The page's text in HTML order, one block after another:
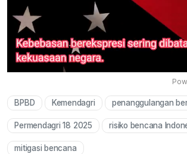
BPBD Kemendagri penanggulangan
Permendagri 18 2025 risiko bencana
mitigasi bencana